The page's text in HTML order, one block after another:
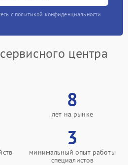
с политикой конфиденциальности
центра
8
лет на рынке
3
минимальный опыт работы
специалистов